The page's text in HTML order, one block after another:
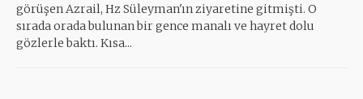
görüşen Azrail, Hz Süleyman'ın ziyaretine gitmişti. O
sırada orada bulunan bir gence manalı ve hayret dolu
gözlerle baktı. Kısa...